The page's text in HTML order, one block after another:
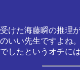
けた海藤瞬の推理
いい先生ですよね。
したというオチに